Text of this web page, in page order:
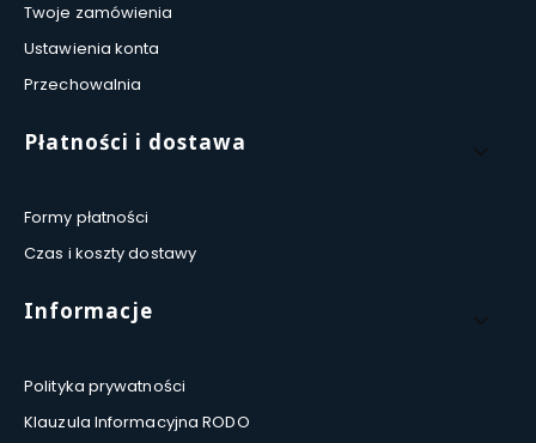
Twoje zamówienia
Ustawienia konta
Przechowalnia
Płatności i dostawa
Formy płatności
Czas i koszty dostawy
Informacje
Polityka prywatności
Klauzula Informacyjna RODO